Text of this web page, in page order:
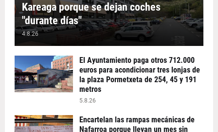
Kareaga porque se dejan coches
"durante días"
4.8.26
El Ayuntamiento paga otros 712.000
euros para acondicionar tres lonjas de
la plaza Pormetxeta de 254, 45 y 191
metros
5.8.26
Encartelan las rampas mecánicas de
Nafarroa porque llevan un mes sin